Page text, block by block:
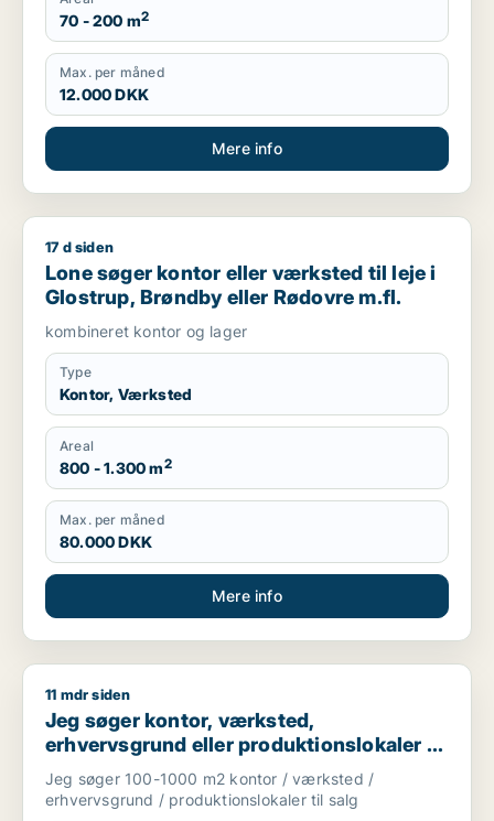
70 - 200 m2
Max. per måned
12.000 DKK
Mere info
Lone søger kontor eller værksted til leje i Glostrup, Brøndby
17 d siden
Lone søger kontor eller værksted til leje i
Glostrup, Brøndby eller Rødovre m.fl.
kombineret kontor og lager
Type
Kontor, Værksted
Areal
800 - 1.300 m2
Max. per måned
80.000 DKK
Mere info
Jeg søger kontor, værksted, erhvervsgrund eller
11 mdr siden
Jeg søger kontor, værksted,
erhvervsgrund eller produktionslokaler til
salg i Storkøbenhavn
Jeg søger 100-1000 m2 kontor / værksted /
erhvervsgrund / produktionslokaler til salg